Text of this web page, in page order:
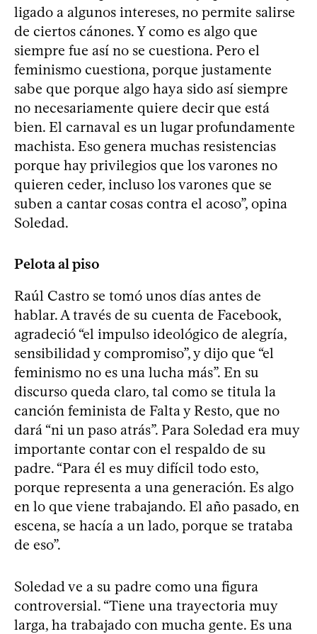
ligado a algunos intereses, no permite salirse
de ciertos cánones. Y como es algo que
siempre fue así no se cuestiona. Pero el
feminismo cuestiona, porque justamente
sabe que porque algo haya sido así siempre
no necesariamente quiere decir que está
bien. El carnaval es un lugar profundamente
machista. Eso genera muchas resistencias
porque hay privilegios que los varones no
quieren ceder, incluso los varones que se
suben a cantar cosas contra el acoso”, opina
Soledad.
Pelota al piso
Raúl Castro se tomó unos días antes de
hablar. A través de su cuenta de Facebook,
agradeció “el impulso ideológico de alegría,
sensibilidad y compromiso”, y dijo que “el
feminismo no es una lucha más”. En su
discurso queda claro, tal como se titula la
canción feminista de Falta y Resto, que no
dará “ni un paso atrás”. Para Soledad era muy
importante contar con el respaldo de su
padre. “Para él es muy difícil todo esto,
porque representa a una generación. Es algo
en lo que viene trabajando. El año pasado, en
escena, se hacía a un lado, porque se trataba
de eso”.
Soledad ve a su padre como una figura
controversial. “Tiene una trayectoria muy
larga, ha trabajado con mucha gente. Es una